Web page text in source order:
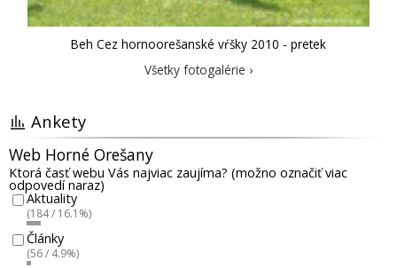
Beh Cez hornoorešanské vŕšky 2010 - pretek
Všetky fotogalérie ›
Ankety
Web Horné Orešany
Ktorá časť webu Vás najviac zaujíma? (možno označiť viac
odpovedí naraz)
Aktuality
(184 / 16.1%)
Články
(56 / 4.9%)